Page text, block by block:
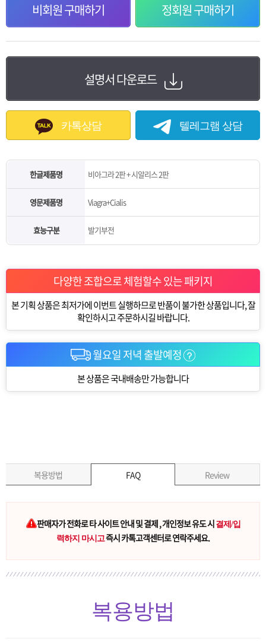
비회원 구매하기 정회원 구매하기
설명서 다운로드
카톡상담 텔레그램 상담
한글제품명 비아그라 2판 + 시알리스 2판
영문제품명 Viagra+Cialis
효능구분 발기부전
다양한 조합으로 체험할수 있는 패키지
본 기획 상품은 최저가에 이번트 실행하므로 반품이 불가한 상품입니다, 잘
확인하시고 주문하시길 바랍니다.
월요일 저녁 출발예정
본 상품은 국내배송만 가능합니다
복용방법 FAQ Review
판매자가 전화로 타 사이트 안내 및 결제 , 개인정보 유도 시 결제/입
력하지 마시고즉시 카톡고객센터로 연락주세요.
복용방법